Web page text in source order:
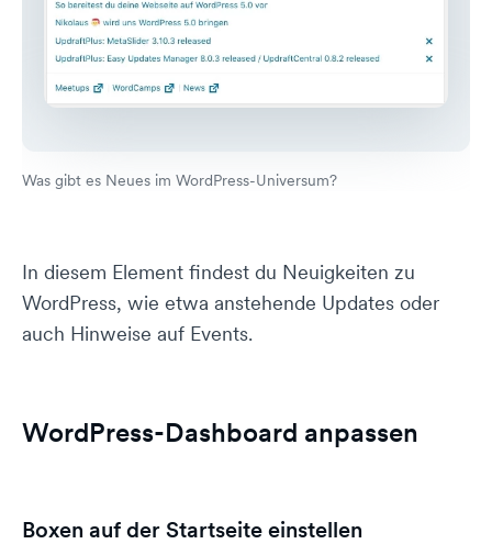
Was gibt es Neues im WordPress-Universum?
In diesem Element findest du Neuigkeiten zu
WordPress, wie etwa anstehende Updates oder
auch Hinweise auf Events.
WordPress-Dashboard anpassen
Boxen auf der Startseite einstellen